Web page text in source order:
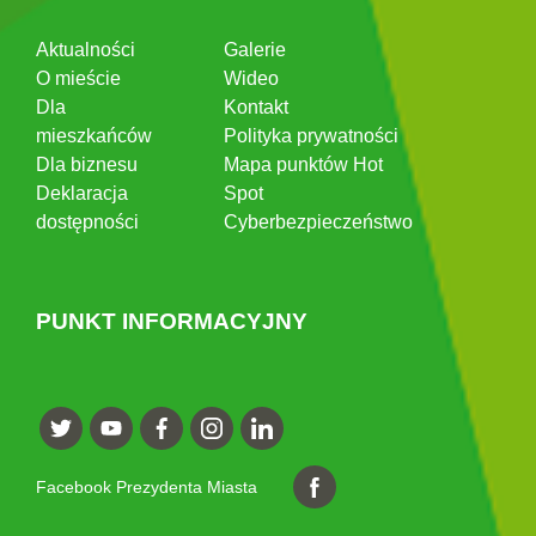
Aktualności
O mieście
Dla
mieszkańców
Dla biznesu
Deklaracja
dostępności
Galerie
Wideo
Kontakt
Polityka prywatności
Mapa punktów Hot
Spot
Cyberbezpieczeństwo
PUNKT INFORMACYJNY
Facebook Prezydenta Miasta